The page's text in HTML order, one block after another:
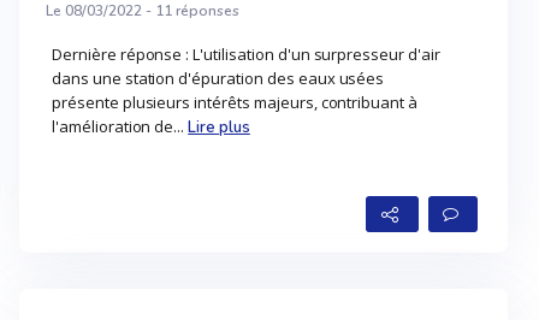
Le 08/03/2022 - 11réponses
Dernière réponse : L'utilisation d'un surpresseur d'air
dans une station d'épuration des eaux usées
présente plusieurs intérêts majeurs, contribuant à
l'amélioration de...Lire plus